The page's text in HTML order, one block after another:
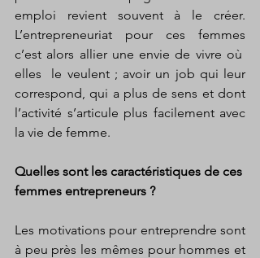
emploi revient souvent à le créer.
L’entrepreneuriat pour ces femmes
c’est alors allier une envie de vivre où
elles  le veulent ; avoir un job qui leur
correspond, qui a plus de sens et dont
l’activité s’articule plus facilement avec
la vie de femme.
Quelles sont les caractéristiques de ces
femmes entrepreneurs ?
Les motivations pour entreprendre sont
à peu près les mêmes pour hommes et